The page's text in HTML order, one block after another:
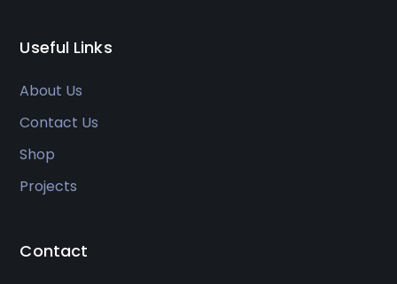
Useful Links
About Us
Contact Us
Shop
Projects
Contact